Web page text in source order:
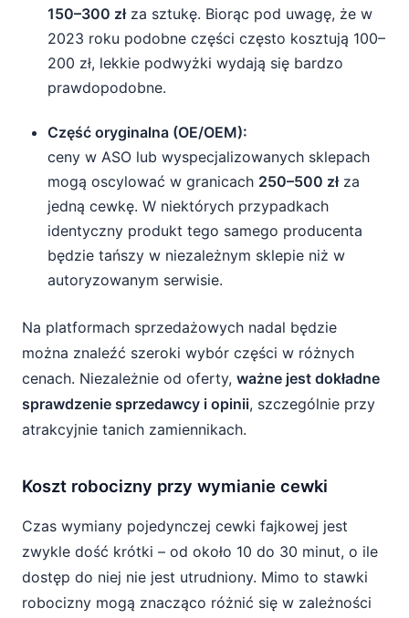
150–300 złza sztukę. Biorąc pod uwagę, że w
2023 roku podobne części często kosztują 100–
200 zł, lekkie podwyżki wydają się bardzo
prawdopodobne.
Część oryginalna (OE/OEM):
ceny w ASO lub wyspecjalizowanych sklepach
mogą oscylować w granicach 250–500 złza
jedną cewkę. W niektórych przypadkach
identyczny produkt tego samego producenta
będzie tańszy w niezależnym sklepie niż w
autoryzowanym serwisie.
Na platformach sprzedażowych nadal będzie
można znaleźć szeroki wybór części w różnych
cenach. Niezależnie od oferty, ważne jest dokładne
sprawdzenie sprzedawcy i opinii, szczególnie przy
atrakcyjnie tanich zamiennikach.
Koszt robocizny przy wymianie cewki
Czas wymiany pojedynczej cewki fajkowej jest
zwykle dość krótki – od około 10 do 30 minut, o ile
dostęp do niej nie jest utrudniony. Mimo to stawki
robocizny mogą znacząco różnić się w zależności